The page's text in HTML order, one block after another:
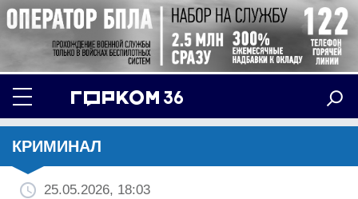
КРИМИНАЛ
25.05.2026, 18:03